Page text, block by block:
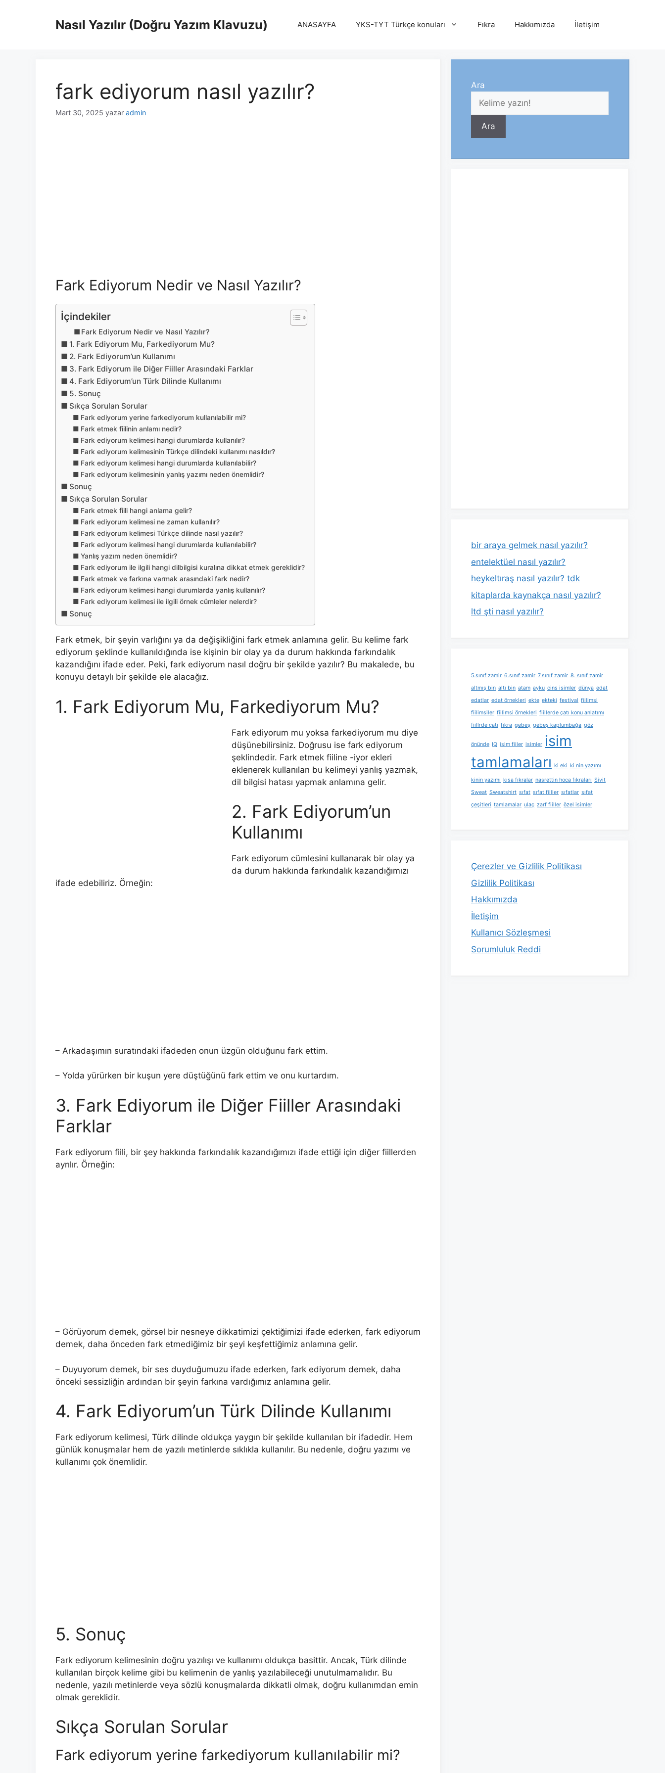
Nasıl Yazılır (Doğru Yazım Klavuzu) ANASAYFA YKS-TYT Türkçe konuları Fıkra Hakkımızda İletişim
fark ediyorum nasıl yazılır?
Mart 30, 2025 yazar admin
Fark Ediyorum Nedir ve Nasıl Yazılır?
İçindekiler
Fark Ediyorum Nedir ve Nasıl Yazılır?
1. Fark Ediyorum Mu, Farkediyorum Mu?
2. Fark Ediyorum’un Kullanımı
3. Fark Ediyorum ile Diğer Fiiller Arasındaki Farklar
4. Fark Ediyorum’un Türk Dilinde Kullanımı
5. Sonuç
Sıkça Sorulan Sorular
Fark ediyorum yerine farkediyorum kullanılabilir mi?
Fark etmek fiilinin anlamı nedir?
Fark ediyorum kelimesi hangi durumlarda kullanılır?
Fark ediyorum kelimesinin Türkçe dilindeki kullanımı nasıldır?
Fark ediyorum kelimesi hangi durumlarda kullanılabilir?
Fark ediyorum kelimesinin yanlış yazımı neden önemlidir?
Sonuç
Sıkça Sorulan Sorular
Fark etmek fiili hangi anlama gelir?
Fark ediyorum kelimesi ne zaman kullanılır?
Fark ediyorum kelimesi Türkçe dilinde nasıl yazılır?
Fark ediyorum kelimesi hangi durumlarda kullanılabilir?
Yanlış yazım neden önemlidir?
Fark ediyorum ile ilgili hangi dilbilgisi kuralına dikkat etmek gereklidir?
Fark etmek ve farkına varmak arasındaki fark nedir?
Fark ediyorum kelimesi hangi durumlarda yanlış kullanılır?
Fark ediyorum kelimesi ile ilgili örnek cümleler nelerdir?
Sonuç
Fark etmek, bir şeyin varlığını ya da değişikliğini fark etmek anlamına gelir. Bu kelime fark
ediyorum şeklinde kullanıldığında ise kişinin bir olay ya da durum hakkında farkındalık
kazandığını ifade eder. Peki, fark ediyorum nasıl doğru bir şekilde yazılır? Bu makalede, bu
konuyu detaylı bir şekilde ele alacağız.
1. Fark Ediyorum Mu, Farkediyorum Mu?
Fark ediyorum mu yoksa farkediyorum mu diye
düşünebilirsiniz. Doğrusu ise fark ediyorum
şeklindedir. Fark etmek fiiline -iyor ekleri
eklenerek kullanılan bu kelimeyi yanlış yazmak,
dil bilgisi hatası yapmak anlamına gelir.
2. Fark Ediyorum’un
Kullanımı
Fark ediyorum cümlesini kullanarak bir olay ya
da durum hakkında farkındalık kazandığımızı
ifade edebiliriz. Örneğin:
– Arkadaşımın suratındaki ifadeden onun üzgün olduğunu fark ettim.
– Yolda yürürken bir kuşun yere düştüğünü fark ettim ve onu kurtardım.
3. Fark Ediyorum ile Diğer Fiiller Arasındaki
Farklar
Fark ediyorum fiili, bir şey hakkında farkındalık kazandığımızı ifade ettiği için diğer fiillerden
ayrılır. Örneğin:
– Görüyorum demek, görsel bir nesneye dikkatimizi çektiğimizi ifade ederken, fark ediyorum
demek, daha önceden fark etmediğimiz bir şeyi keşfettiğimiz anlamına gelir.
– Duyuyorum demek, bir ses duyduğumuzu ifade ederken, fark ediyorum demek, daha
önceki sessizliğin ardından bir şeyin farkına vardığımız anlamına gelir.
4. Fark Ediyorum’un Türk Dilinde Kullanımı
Fark ediyorum kelimesi, Türk dilinde oldukça yaygın bir şekilde kullanılan bir ifadedir. Hem
günlük konuşmalar hem de yazılı metinlerde sıklıkla kullanılır. Bu nedenle, doğru yazımı ve
kullanımı çok önemlidir.
5. Sonuç
Fark ediyorum kelimesinin doğru yazılışı ve kullanımı oldukça basittir. Ancak, Türk dilinde
kullanılan birçok kelime gibi bu kelimenin de yanlış yazılabileceği unutulmamalıdır. Bu
nedenle, yazılı metinlerde veya sözlü konuşmalarda dikkatli olmak, doğru kullanımdan emin
olmak gereklidir.
Sıkça Sorulan Sorular
Fark ediyorum yerine farkediyorum kullanılabilir mi?
Ara
Ara
bir araya gelmek nasıl yazılır?
entelektüel nasıl yazılır?
heykeltıraş nasıl yazılır? tdk
kitaplarda kaynakça nasıl yazılır?
ltd şti nasıl yazılır?
5.sınıf zamir 6.sınıf zamir 7.sınıf zamir 8. sınıf zamir
altmış bin altı bin atam ayku cins isimler dünya edat
edatlar edat örnekleri ekte ekteki festival fiilimsi
fiilimsiler fiilimsi örnekleri fiillerde çatı konu anlatımı
fiillrde çatı fıkra gebeş gebeş kaplumbağa göz
önünde IQ isim fiiler isimler isim
tamlamaları ki eki ki nin yazımı
kinin yazımı kısa fıkralar nasrettin hoca fıkraları Sivit
Sweat Sweatshirt sıfat sıfat fiiller sıfatlar sıfat
çeşitleri tamlamalar ulaç zarf fiiller özel isimler
Çerezler ve Gizlilik Politikası
Gizlilik Politikası
Hakkımızda
İletişim
Kullanıcı Sözleşmesi
Sorumluluk Reddi